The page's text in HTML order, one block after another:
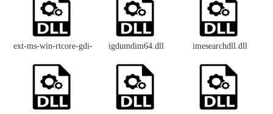
ext-ms-win-rtcore-gdi-
igdumdim64.dll imesearchdll.dll